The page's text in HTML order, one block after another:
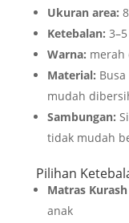
Ukuran area:
Ketebalan:
Warna: merah
Material:
mudah
Sambungan:
tidak mudah
Pilihan
Matras
anak